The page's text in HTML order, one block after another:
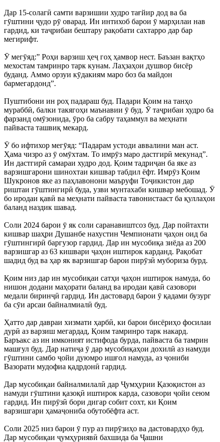
Дар 15-солагӣ самти варзишии худро тағйир дод ва ба
гӯштини ҷудо рӯ оварад. Ин интихоб барои ӯ марҳилаи нав
гардид, ки таҷрибаи бештару рақобати сахтарро дар бар
мегирифт.
Ӯ мегӯяд:” Роҳи варзиш ҳеҷ гоҳ ҳамвор нест. Баъзан вақтҳо
мехостам тамринро тарк кунам. Лаҳзаҳои душвор бисёр
буданд. Аммо орзуи кӯдакиям маро боз ба майдон
бармегардонд”.
Пуштибони ин роҳ падараш буд. Падари Қоим на танҳо
мураббӣ, балки такягоҳи маънавии ӯ буд. Ӯ таҷрибаи худро ба
фарзанд омӯзонида, ӯро ба сабру таҳаммул ва меҳнати
пайваста ташвиқ мекард.
Ӯ бо ифтихор мегӯяд: “Падарам устоди аввалини ман аст.
Ҳама чизро аз ӯ омӯхтам. То имрӯз маро дастгирӣ мекунад”.
Ин дастгирӣ самараи худро дод. Қоим тадриҷан ба яке аз
варзишгарони шинохтаи кишвар табдил ёфт. Имрӯз Қоим
Шукронов яке аз паҳлавонони маъруфи Тоҷикистон дар
риштаи гӯштингирӣ буда, узви мунтахаби кишвар мебошад. Ӯ
бо иродаи қавӣ ва меҳнати пайваста тавонистааст ба қуллаҳои
баланд наздик шавад.
Соли 2024 барои ӯ як соли саранавиштсоз буд. Дар пойтахти
кишвар шаҳри Душанбе нахустин Чемпионати ҷаҳон оид ба
гӯштингирӣ баргузор гардид. Дар ин мусобиқа зиёда аз 200
варзишгар аз 63 кишвари ҷаҳон иштирок карданд. Рақобат
шадид буд ва ҳар як варзишгар барои пирӯзӣ мубориза бурд.
Қоим низ дар ин мусобиқаи сатҳи ҷаҳон иштирок намуда, бо
нишон додани маҳорати баланд ва иродаи қавӣ сазовори
медали биринҷӣ гардид. Ин дастовард барои ӯ қадами бузург
ба сӯи арсаи байналмиалӣ буд.
Ҳатто дар давраи хизмати ҳарбӣ, ки барои бисёриҳо фосилаи
дурӣ аз варзиш мегардад, Қоим тамринро тарк накард.
Баръакс аз ин имконият истифода бурда, пайваста ба тамрин
машғул буд. Дар натиҷа ӯ дар мусобиқаҳои дохилӣ аз намуди
гӯштини самбо ҷойи дуюмро ишғол намуда, аз ҷониби
Вазорати мудофиа қадрдонӣ гардид.
Дар мусобиқаи байналмилалӣ дар Ҷумҳурии Қазоқистон аз
намуди гӯштини қазоқӣ иштирок карда, сазовори ҷойи сеюм
гардид. Ин пирӯзӣ бори дигар собит сохт, ки Қоим
варзишгари ҳамаҷониба обутобёфта аст.
Соли 2025 низ барои ӯ пур аз пирӯзиҳо ва дастовардҳо буд.
Дар мусобиқаи ҷумҳуриявӣ бахшида ба Ҷашни